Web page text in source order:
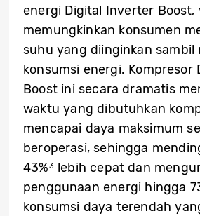
energi Digital Inverter Boost,
memungkinkan konsumen
suhu yang diinginkan sambil
konsumsi energi. Kompresor
Boost ini secara dramatis
waktu yang dibutuhkan
mencapai daya maksimum
beroperasi, sehingga
43%3 lebih cepat dan
penggunaan energi hingga
konsumsi daya terendah